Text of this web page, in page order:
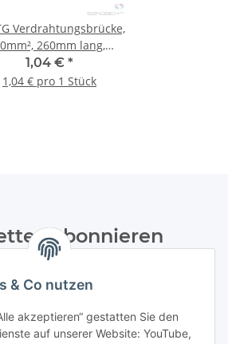
& Co nutzen
akzeptieren“ gestatten Sie den
auf unserer Website: YouTube,
Verdrahtungsbrücke,
260mm lang,
gelb, 2x Aderendhülse
1,04 € *
1,04 € pro 1 Stück
Abonnieren
regelmäßig und jederzeit widerruflich
Abonnieren